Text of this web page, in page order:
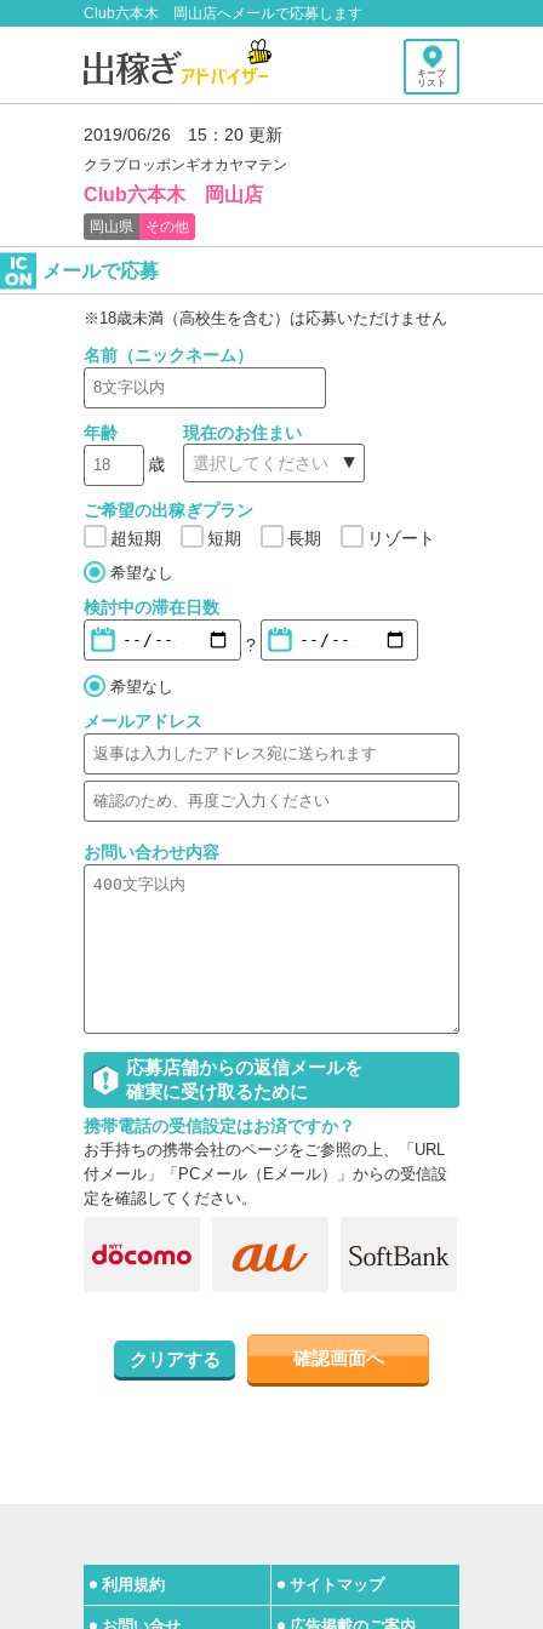
Club六本木 岡山店へメールで応募します
キープ
リスト
2019/06/26 15：20 更新
クラブロッポンギオカヤマテン
Club六本木 岡山店
岡山県 その他
メールで応募
※18歳未満（高校生を含む）は応募いただけません
名前（ニックネーム）
年齢
歳
現在のお住まい
ご希望の出稼ぎプラン
超短期
短期 長期 リゾート
希望なし
検討中の滞在日数
?
希望なし
メールアドレス
お問い合わせ内容
応募店舗からの返信メールを
確実に受け取るために
携帯電話の受信設定はお済ですか？
お手持ちの携帯会社のページをご参照の上、「URL
付メール」「PCメール（Eメール）」からの受信設
定を確認してください。
クリアする 確認画面へ
利用規約 サイトマップ